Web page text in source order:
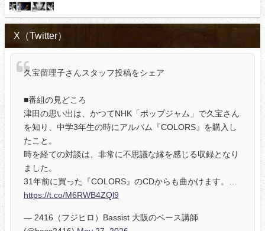
X（Twitter）
久宝留理子さんスタッフ投稿をシェア
■番組の見どころ
津田の思い出は、かつてNHK「ポップジャム」で久宝さん
を知り、中学3年生の時にアルバム『COLORS』を購入し
たこと。
時を経ての対談は、非常に不思議な縁を感じる収録となり
ました。
31年前に買った『COLORS』のCDからも曲かけます。…
https://t.co/M6RWB4ZQl9
— 2416（フジヒロ）Bassist 大阪のベース講師